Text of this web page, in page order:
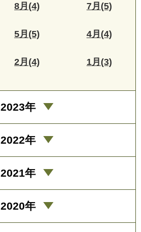
8月(4) 7月(5)
5月(5) 4月(4)
2月(4) 1月(3)
2023年
2022年
2021年
2020年